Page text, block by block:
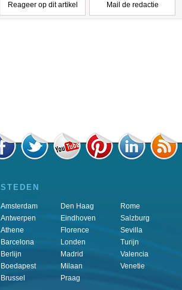
Reageer op dit artikel Mail de redactie
STEDEN
Amsterdam
Antwerpen
Athene
Barcelona
Berlijn
Boedapest
Brussel
Den Haag
Eindhoven
Florence
Londen
Madrid
Milaan
Praag
Rome
Salzburg
Sevilla
Turijn
Valencia
Venetie